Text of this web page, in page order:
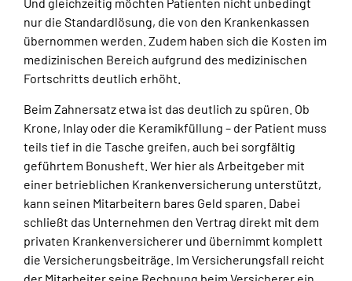
nur die Standardlösung, die von den Krankenkassen
übernommen werden. Zudem haben sich die Kosten im
medizinischen Bereich aufgrund des medizinischen
Fortschritts deutlich erhöht.
Beim Zahnersatz etwa ist das deutlich zu spüren. Ob
Krone, Inlay oder die Keramikfüllung – der Patient muss
teils tief in die Tasche greifen, auch bei sorgfältig
geführtem Bonusheft. Wer hier als Arbeitgeber mit
einer betrieblichen Krankenversicherung unterstützt,
kann seinen Mitarbeitern bares Geld sparen. Dabei
schließt das Unternehmen den Vertrag direkt mit dem
privaten Krankenversicherer und übernimmt komplett
die Versicherungsbeiträge. Im Versicherungsfall reicht